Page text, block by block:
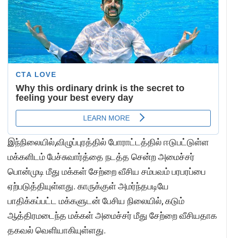
இந்நிலையில்,விழுப்புரத்தில் போராட்டத்தில் ஈடுபட்டுள்ள
மக்களிடம் பேச்சுவார்த்தை நடத்த சென்ற அமைச்சர்
பொன்முடி மீது மக்கள் சேற்றை வீசிய சம்பவம் பரபரப்பை
ஏற்படுத்தியுள்ளது. காருக்குள் அமர்ந்தபடியே
பாதிக்கப்பட்ட மக்களுடன் பேசிய நிலையில், கடும்
ஆத்திரமடைந்த மக்கள் அமைச்சர் மீது சேற்றை வீசியதாக
தகவல் வெளியாகியுள்ளது.